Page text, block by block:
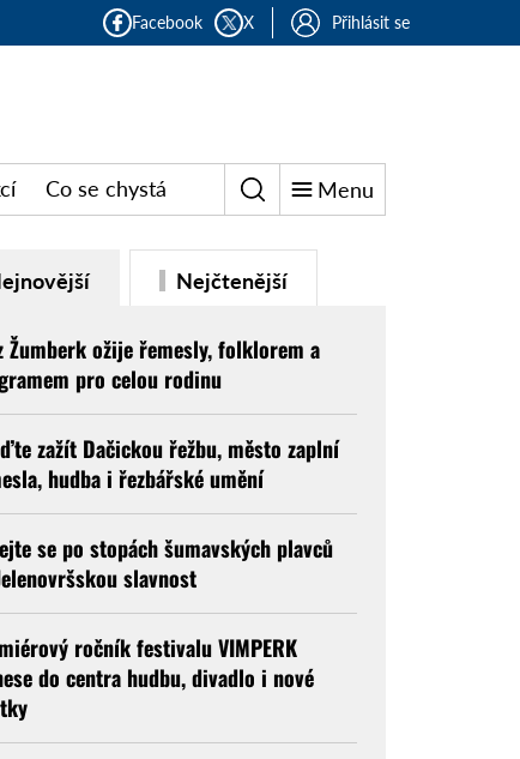
Facebook X Přihlásit se
Co se chystá Menu
Nejčtenější
Žumberk ožije řemesly, folklorem a
pro celou rodinu
zažít Dačickou řežbu, město zaplní
hudba i řezbářské umění
se po stopách šumavských plavců
slavnost
ročník festivalu VIMPERK
do centra hudbu, divadlo i nové